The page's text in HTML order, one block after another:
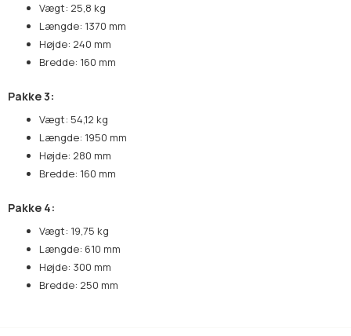
Vægt: 25,8 kg
Længde: 1370 mm
Højde: 240 mm
Bredde: 160 mm
Pakke 3:
Vægt: 54,12 kg
Længde: 1950 mm
Højde: 280 mm
Bredde: 160 mm
Pakke 4:
Vægt: 19,75 kg
Længde: 610 mm
Højde: 300 mm
Bredde: 250 mm